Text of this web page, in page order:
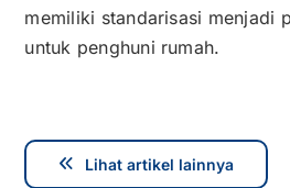
memiliki standarisasi menjadi
untuk penghuni rumah.
Lihat artikel lainnya